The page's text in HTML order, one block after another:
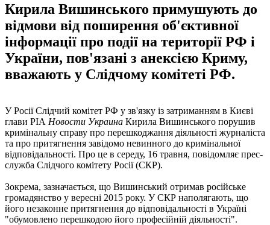
Кирила Вишинського примушують до
відмови від поширення об'єктивної
інформації про події на території РФ і
України, пов'язані з анексією Криму,
вважають у Слідчому комітеті РФ.
У Росії Слідчий комітет РФ у зв'язку із затриманням в Києві
глави РІА Новости Украина Кирила Вишинського порушив
кримінальну справу про перешкоджання діяльності журналіста
та про притягнення завідомо невинного до кримінальної
відповідальності. Про це в середу, 16 травня, повідомляє прес-
служба Слідчого комітету Росії (СКР).
Зокрема, зазначається, що Вишинський отримав російське
громадянство у вересні 2015 року. У СКР наполягають, що
його незаконне притягнення до відповідальності в Україні
"обумовлено перешкодою його професійній діяльності".